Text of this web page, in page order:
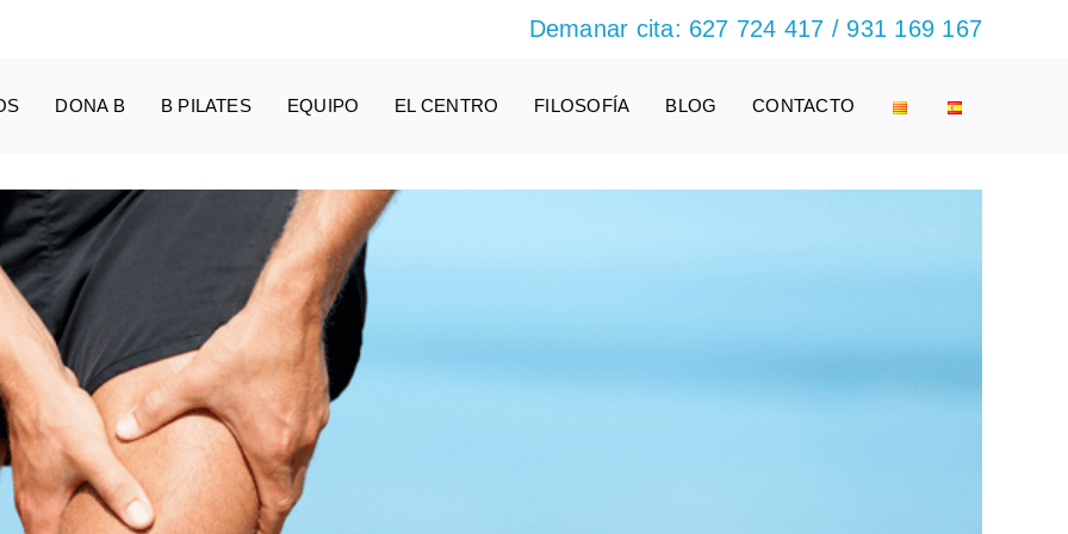
Demanar cita: 627 724 417 / 931 169 167
DONA B B PILATES EQUIPO EL CENTRO FILOSOFÍA BLOG CONTACTO